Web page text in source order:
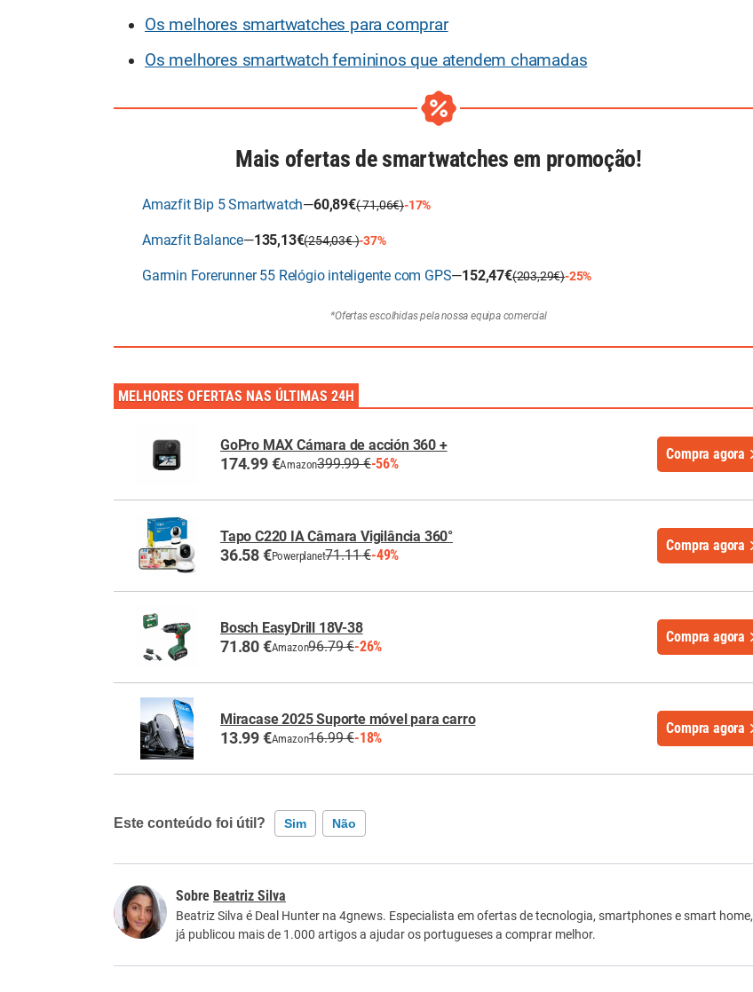
Os melhores smartwatches para comprar
Os melhores smartwatch femininos que atendem chamadas
Mais ofertas de smartwatches em promoção!
Amazfit Bip 5 Smartwatch—60,89€( 71,06€)-17%
Amazfit Balance—135,13€(254,03€ )-37%
Garmin Forerunner 55 Relógio inteligente com GPS—152,47€(203,29€)-25%
*Ofertas escolhidas pela nossa equipa comercial
MELHORES OFERTAS NAS ÚLTIMAS 24H
GoPro MAX Cámara de acción 360 +
174.99 €Amazon399.99 €-56%
Compra agora
Tapo C220 IA Câmara Vigilância 360°
36.58 €Powerplanet71.11 €-49%
Compra agora
Bosch EasyDrill 18V-38
71.80 €Amazon96.79 €-26%
Compra agora
Miracase 2025 Suporte móvel para carro
13.99 €Amazon16.99 €-18%
Compra agora
Este conteúdo foi útil? Sim Não
Este conteúdo não tem a informação que procuro
Beatriz Silva
Beatriz Silva é Deal Hunter na 4gnews. Especialista em ofertas de tecnologia, smartphones e smart home,
já publicou mais de 1.000 artigos a ajudar os portugueses a comprar melhor.